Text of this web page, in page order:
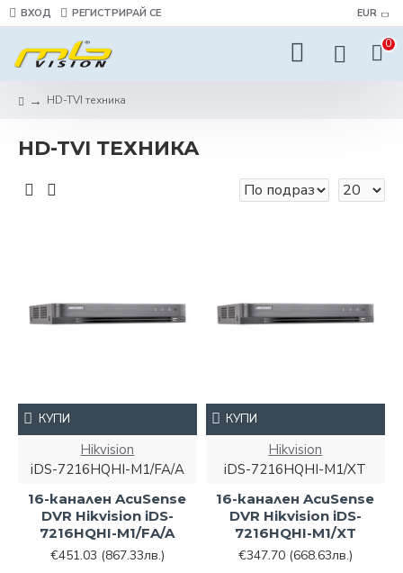
ВХОД РЕГИСТРИРАЙ СЕ EUR
0
HD-TVI техника
HD-TVI ТЕХНИКА
Hikvision
iDS-7216HQHI-M1/FA/A
16-канален AcuSense
DVR Hikvision iDS-
7216HQHI-M1/FA/A
€451.03 (867.33лв.)
КУПИ
Hikvision
iDS-7216HQHI-M1/XT
16-канален AcuSense
DVR Hikvision iDS-
7216HQHI-M1/XT
€347.70 (668.63лв.)
КУПИ